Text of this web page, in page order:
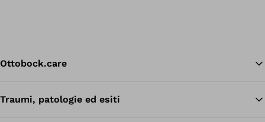
Ottobock.care
Traumi, patologie ed esiti